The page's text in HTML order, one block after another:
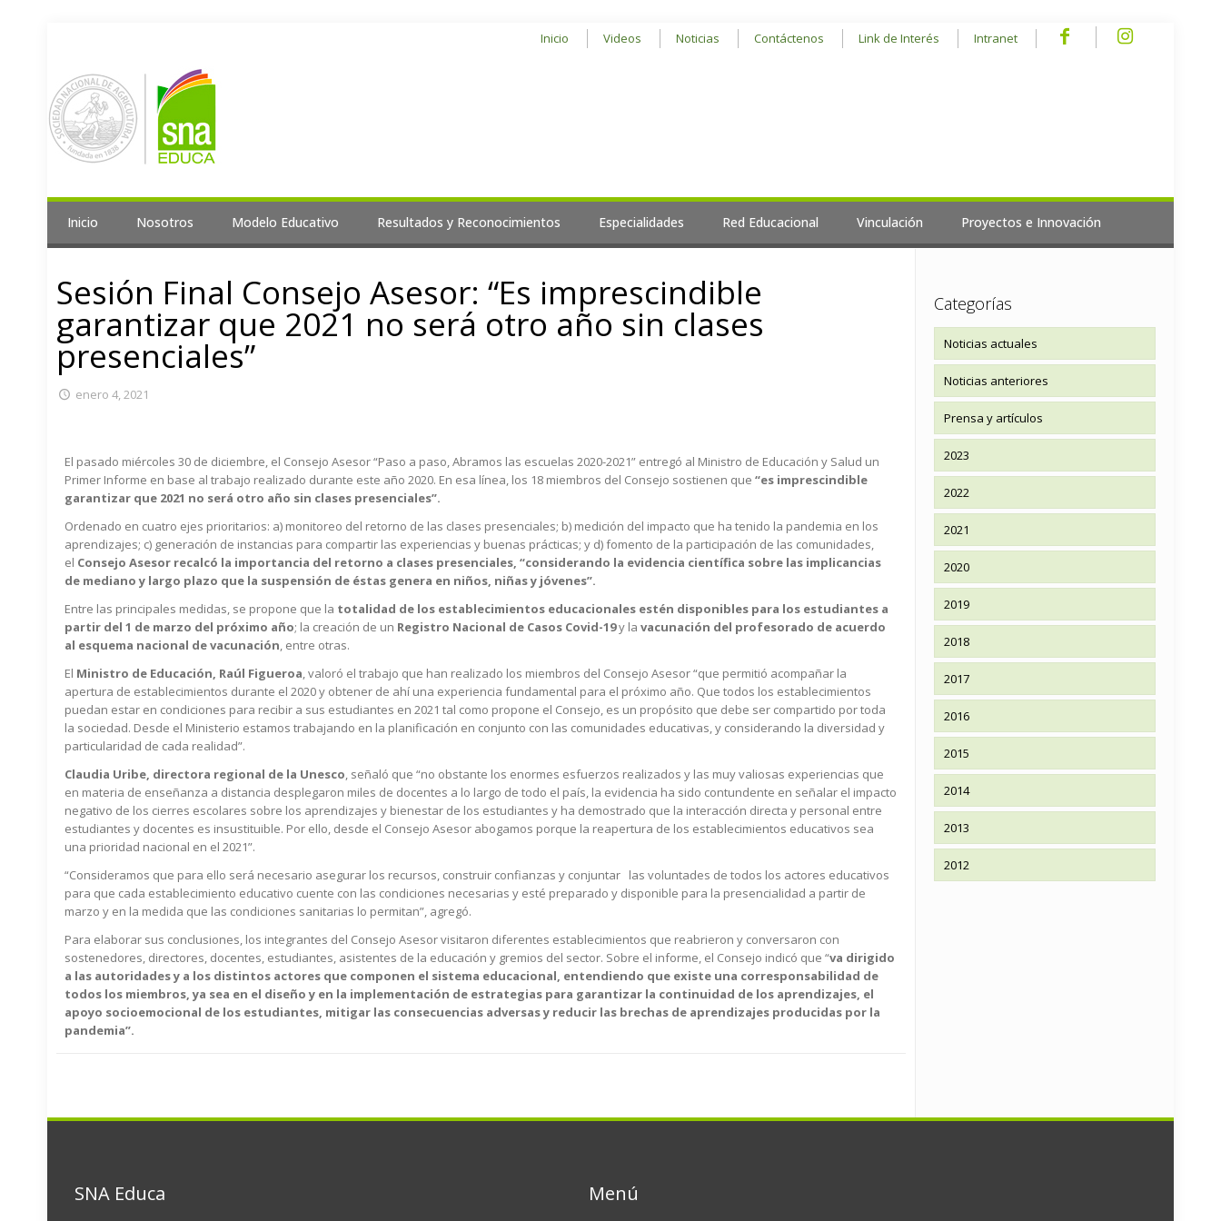
Inicio Videos Noticias Contáctenos Link de Interés Intranet
Inicio Nosotros Modelo Educativo Resultados y Reconocimientos Especialidades Red Educacional Vinculación Proyectos e Innovación
Sesión Final Consejo Asesor: “Es imprescindible
garantizar que 2021 no será otro año sin clases
presenciales”
enero 4, 2021
El pasado miércoles 30 de diciembre, el Consejo Asesor “Paso a paso, Abramos las escuelas 2020-2021” entregó al Ministro de Educación y Salud un
Primer Informe en base al trabajo realizado durante este año 2020. En esa línea, los 18 miembros del Consejo sostienen que“es imprescindible
garantizar que 2021 no será otro año sin clases presenciales”.
Ordenado en cuatro ejes prioritarios: a) monitoreo del retorno de las clases presenciales; b) medición del impacto que ha tenido la pandemia en los
aprendizajes; c) generación de instancias para compartir las experiencias y buenas prácticas; y d) fomento de la participación de las comunidades,
el Consejo Asesor recalcó la importancia del retorno a clases presenciales, “considerando la evidencia científica sobre las implicancias
de mediano y largo plazo que la suspensión de éstas genera en niños, niñas y jóvenes”.
Entre las principales medidas, se propone que la totalidad de los establecimientos educacionales estén disponibles para los estudiantes a
partir del 1 de marzo del próximo año; la creación de un Registro Nacional de Casos Covid-19y lavacunación del profesorado de acuerdo
al esquema nacional de vacunación, entre otras.
El Ministro de Educación, Raúl Figueroa, valoró el trabajo que han realizado los miembros del Consejo Asesor “que permitió acompañar la
apertura de establecimientos durante el 2020 y obtener de ahí una experiencia fundamental para el próximo año. Que todos los establecimientos
puedan estar en condiciones para recibir a sus estudiantes en 2021 tal como propone el Consejo, es un propósito que debe ser compartido por toda
la sociedad. Desde el Ministerio estamos trabajando en la planificación en conjunto con las comunidades educativas, y considerando la diversidad y
particularidad de cada realidad”.
Claudia Uribe, directora regional de la Unesco, señaló que “no obstante los enormes esfuerzos realizados y las muy valiosas experiencias que
en materia de enseñanza a distancia desplegaron miles de docentes a lo largo de todo el país, la evidencia ha sido contundente en señalar el impacto
negativo de los cierres escolares sobre los aprendizajes y bienestar de los estudiantes y ha demostrado que la interacción directa y personal entre
estudiantes y docentes es insustituible. Por ello, desde el Consejo Asesor abogamos porque la reapertura de los establecimientos educativos sea
una prioridad nacional en el 2021”.
“Consideramos que para ello será necesario asegurar los recursos, construir confianzas y conjuntar las voluntades de todos los actores educativos
para que cada establecimiento educativo cuente con las condiciones necesarias y esté preparado y disponible para la presencialidad a partir de
marzo y en la medida que las condiciones sanitarias lo permitan”, agregó.
Para elaborar sus conclusiones, los integrantes del Consejo Asesor visitaron diferentes establecimientos que reabrieron y conversaron con
sostenedores, directores, docentes, estudiantes, asistentes de la educación y gremios del sector. Sobre el informe, el Consejo indicó que “va dirigido
a las autoridades y a los distintos actores que componen el sistema educacional, entendiendo que existe una corresponsabilidad de
todos los miembros, ya sea en el diseño y en la implementación de estrategias para garantizar la continuidad de los aprendizajes, el
apoyo socioemocional de los estudiantes, mitigar las consecuencias adversas y reducir las brechas de aprendizajes producidas por la
pandemia”.
Categorías
Noticias actuales
Noticias anteriores
Prensa y artículos
2023
2022
2021
2020
2019
2018
2017
2016
2015
2014
2013
2012
SNA Educa Menú